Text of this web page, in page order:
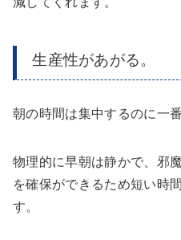
生産性があがる。
朝の時間は集中するのに一
物理的に早朝は静かで、邪
を確保ができるため短い時
す。